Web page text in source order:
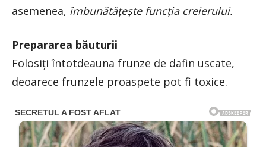
asemenea, îmbunătățește funcția creierului.
Prepararea băuturii
Folosiți întotdeauna frunze de dafin uscate,
deoarece frunzele proaspete pot fi toxice.